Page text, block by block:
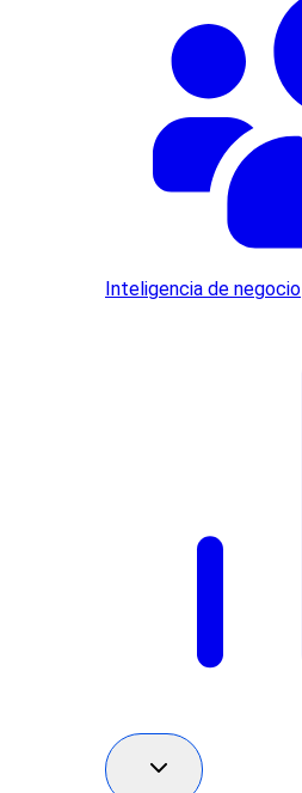
Inteligencia de negocio